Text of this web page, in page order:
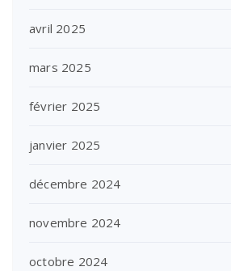
avril 2025
mars 2025
février 2025
janvier 2025
décembre 2024
novembre 2024
octobre 2024